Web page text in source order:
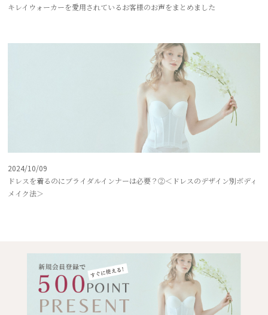
キレイウォーカーを愛用されているお客様のお声をまとめました
2024/10/09
ドレスを着るのにブライダルインナーは必要？②＜ドレスのデザイン別ボディ
メイク法＞